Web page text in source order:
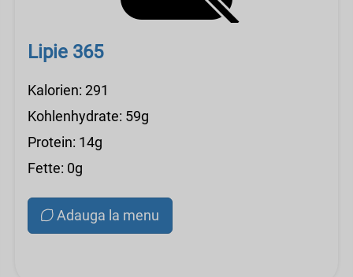
Lipie 365
Kalorien: 291
Kohlenhydrate: 59g
Protein: 14g
Fette: 0g
Adauga la menu